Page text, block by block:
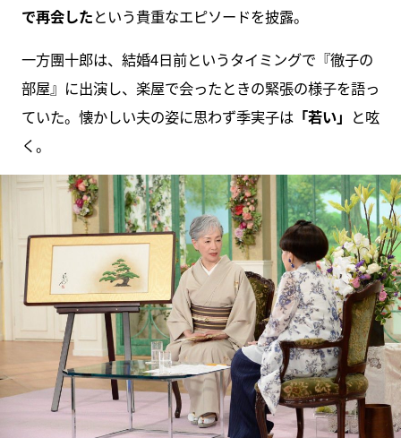
で再会したという貴重なエピソードを披露。
一方團十郎は、結婚4日前というタイミングで『徹子の
部屋』に出演し、楽屋で会ったときの緊張の様子を語っ
ていた。懐かしい夫の姿に思わず季実子は「若い」 と呟
く。